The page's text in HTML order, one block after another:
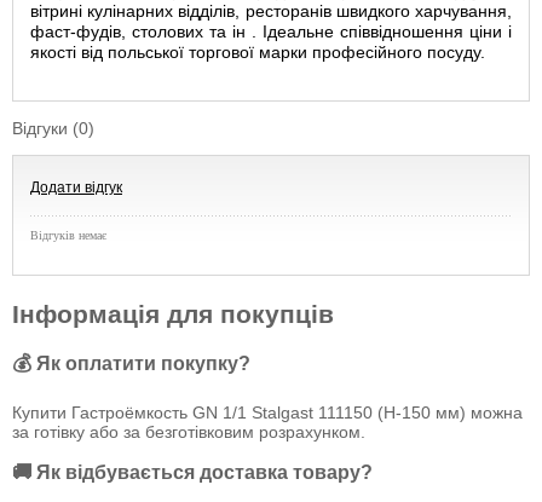
вітрині кулінарних відділів, ресторанів швидкого харчування,
фаст-фудів, столових та ін . Ідеальне співвідношення ціни і
якості від польської торгової марки професійного посуду.
Відгуки (0)
Додати відгук
Відгуків немає
Інформація для покупців
💰 Як оплатити покупку?
Купити Гастроёмкость GN 1/1 Stalgast 111150 (Н-150 мм) можна
за готівку або за безготівковим розрахунком.
🚚 Як відбувається доставка товару?